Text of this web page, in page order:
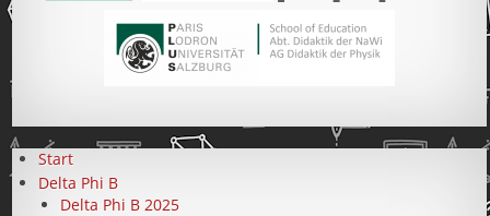
Start
Delta Phi B
Delta Phi B 2025